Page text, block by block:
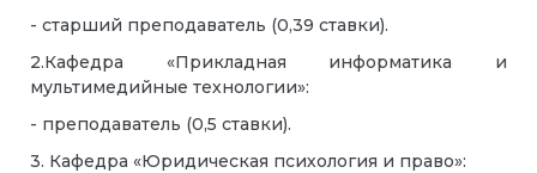
- старший преподаватель (0,39 ставки).
2.Кафедра «Прикладная информатика и
мультимедийные технологии»:
- преподаватель (0,5 ставки).
3. Кафедра «Юридическая психология и право»: